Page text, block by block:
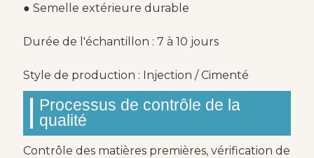
● Semelle extérieure durable
Durée de l'échantillon : 7 à 10 jours
Style de production : Injection / Cimenté
Processus de contrôle de la
qualité
Contrôle des matières premières, vérification de